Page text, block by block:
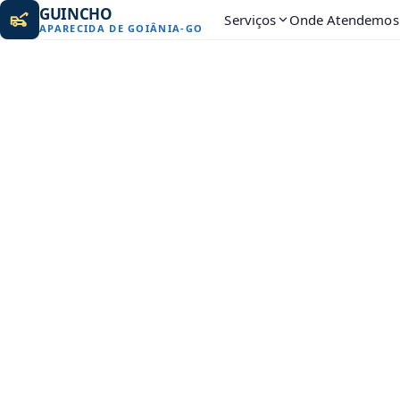
GUINCHO
APARECIDA DE GOIÂNIA-GO Serviços Onde Atendemos